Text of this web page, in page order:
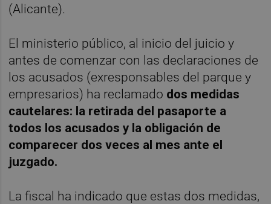
(Alicante).
El ministerio público, al inicio del juicio y
antes de comenzar con las declaraciones de
los acusados (exresponsables del parque y
empresarios) ha reclamado dos medidas
cautelares: la retirada del pasaporte a
todos los acusados y la obligación de
comparecer dos veces al mes ante el
juzgado.
La fiscal ha indicado que estas dos medidas,